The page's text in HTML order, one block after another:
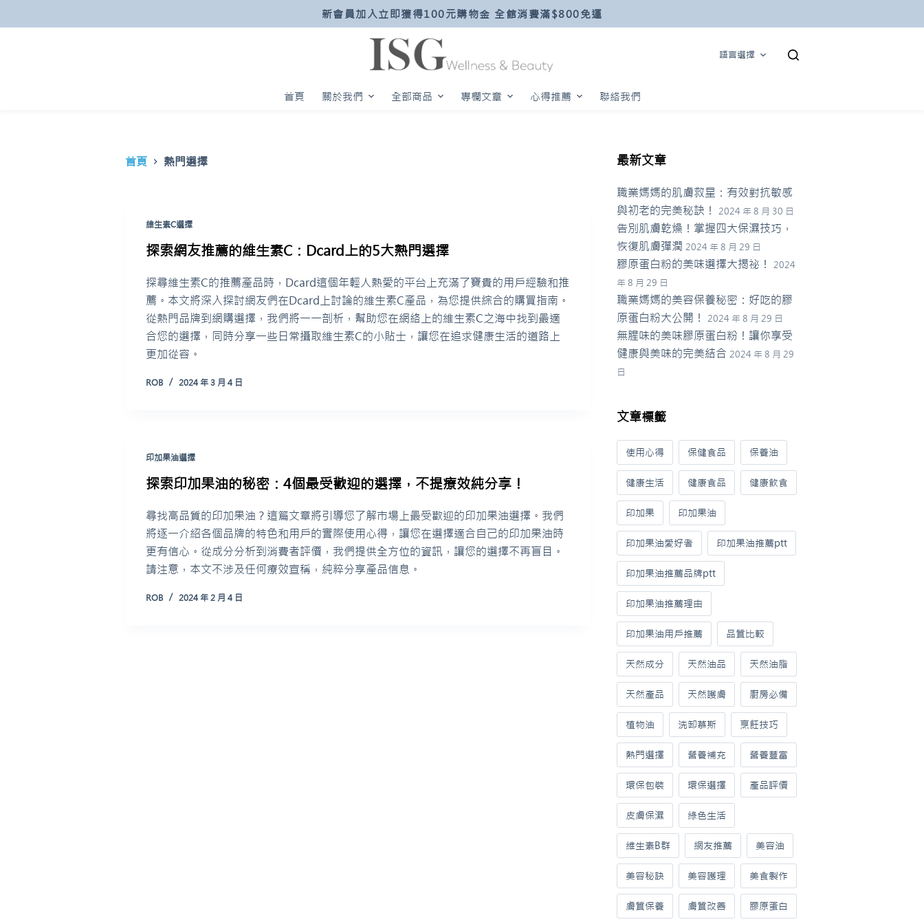
新會員加入立即獲得100元購物金 全館消費滿$800免運
語言選擇
首頁 關於我們 全部商品 專欄文章 心得推薦 聯絡我們
首頁 熱門選擇
維生素C選擇
探索網友推薦的維生素C：Dcard上的5大熱門選擇
探尋維生素C的推薦產品時，Dcard這個年輕人熱愛的平台上充滿了寶貴的用戶經驗和推
薦。本文將深入探討網友們在Dcard上討論的維生素C產品，為您提供綜合的購買指南。
從熱門品牌到網購選擇，我們將一一剖析，幫助您在網絡上的維生素C之海中找到最適
合您的選擇，同時分享一些日常攝取維生素C的小貼士，讓您在追求健康生活的道路上
更加從容。
ROB 2024 年 3 月 4 日
印加果油選擇
探索印加果油的秘密：4個最受歡迎的選擇，不提療效純分享！
尋找高品質的印加果油？這篇文章將引導您了解市場上最受歡迎的印加果油選擇。我們
將逐一介紹各個品牌的特色和用戶的實際使用心得，讓您在選擇適合自己的印加果油時
更有信心。從成分分析到消費者評價，我們提供全方位的資訊，讓您的選擇不再盲目。
請注意，本文不涉及任何療效宣稱，純粹分享產品信息。
ROB 2024 年 2 月 4 日
最新文章
職業媽媽的肌膚救星：有效對抗敏感
與初老的完美秘訣！
2024 年 8 月 30 日
告別肌膚乾燥！掌握四大保濕技巧，
恢復肌膚彈潤 2024 年 8 月 29 日
膠原蛋白粉的美味選擇大揭祕！
2024
年 8 月 29 日
職業媽媽的美容保養秘密：好吃的膠
原蛋白粉大公開！
2024 年 8 月 29 日
無腥味的美味膠原蛋白粉！讓你享受
健康與美味的完美結合 2024 年 8 月 29
日
文章標籤
使用心得 保健食品 保養油
健康生活 健康食品 健康飲食
印加果 印加果油
印加果油愛好者 印加果油推薦ptt
印加果油推薦品牌ptt
印加果油推薦理由
印加果油用戶推薦 品質比較
天然成分 天然油品 天然油脂
天然產品 天然護膚 廚房必備
植物油 洗卸慕斯 烹飪技巧
熱門選擇 營養補充 營養豐富
環保包裝 環保選擇 產品評價
皮膚保濕 綠色生活
維生素B群 網友推薦 美容油
美容秘訣 美容護理 美食製作
膚質保養 膚質改善 膠原蛋白